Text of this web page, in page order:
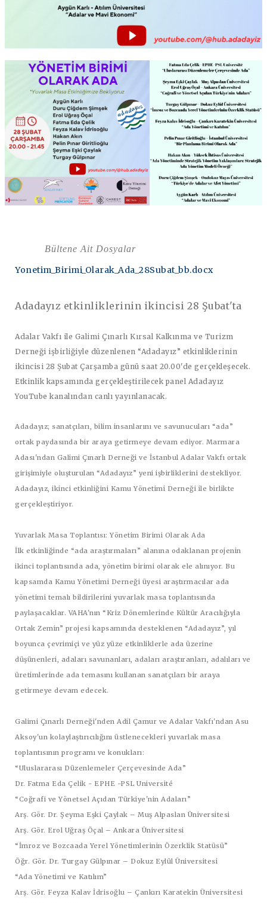
Bültene Ait Dosyalar
Yonetim_Birimi_Olarak_Ada_28Subat_bb.docx
Adadayız etkinliklerinin ikincisi 28 Şubat'ta
Adalar Vakfı ile Galimi Çınarlı Kırsal Kalkınma ve Turizm
Derneği işbirliğiyle düzenlenen “Adadayız” etkinliklerinin
ikincisi 28 Şubat Çarşamba günü saat 20.00'de gerçekleşecek.
Etkinlik kapsamında gerçekleştirilecek panel Adadayız
YouTube kanalından canlı yayınlanacak.
Adadayız; sanatçıları, bilim insanlarını ve savunucuları “ada”
ortak paydasında bir araya getirmeye devam ediyor. Marmara
Adası'ndan Galimi Çınarlı Derneği ve İstanbul Adalar Vakfı ortak
girişimiyle oluşturulan “Adadayız” yeni işbirliklerini destekliyor.
Adadayız, ikinci etkinliğini Kamu Yönetimi Derneği ile birlikte
gerçekleştiriyor.
Yuvarlak Masa Toplantısı: Yönetim Birimi Olarak Ada
İlk etkinliğinde “ada araştırmaları” alanına odaklanan projenin
ikinci toplantısında ada, yönetim birimi olarak ele alınıyor. Bu
kapsamda Kamu Yönetimi Derneği üyesi araştırmacılar ada
yönetimi temalı bildirilerini yuvarlak masa toplantısında
paylaşacaklar. VAHA'nın “Kriz Dönemlerinde Kültür Aracılığıyla
Ortak Zemin” projesi kapsamında desteklenen “Adadayız”, yıl
boyunca çevrimiçi ve yüz yüze etkinliklerle ada üzerine
düşünenleri, adaları savunanları, adaları araştıranları, adalıları ve
üretimlerinde ada temasını kullanan sanatçıları bir araya
getirmeye devam edecek.
Galimi Çınarlı Derneği'nden Adil Çamur ve Adalar Vakfı'ndan Asu
Aksoy'un kolaylaştırıcılığını üstlenecekleri yuvarlak masa
toplantısının programı ve konukları:
“Uluslararası Düzenlemeler Çerçevesinde Ada”
Dr. Fatma Eda Çelik - EPHE -PSL Université
“Coğrafi ve Yönetsel Açıdan Türkiye'nin Adaları”
Arş. Gör. Dr. Şeyma Eşki Çaylak – Muş Alpaslan Üniversitesi
Arş. Gör. Erol Uğraş Öçal – Ankara Üniversitesi
“İmroz ve Bozcaada Yerel Yönetimlerinin Özerklik Statüsü”
Öğr. Gör. Dr. Turgay Gülpınar – Dokuz Eylül Üniversitesi
“Ada Yönetimi ve Katılım”
Arş. Gör. Feyza Kalav İdrisoğlu – Çankırı Karatekin Üniversitesi